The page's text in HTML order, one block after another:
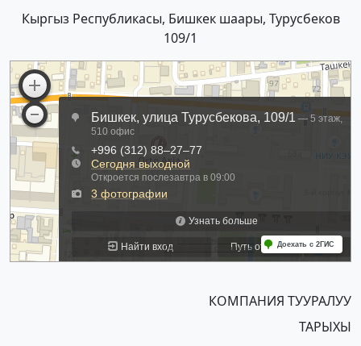
Кыргыз Республикасы, Бишкек шаары, Турусбеков
109/1
КОМПАНИЯ ТУУРАЛУУ
ТАРЫХЫ